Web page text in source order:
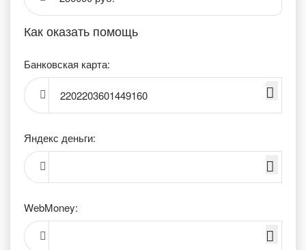
Как оказать помощь
Банковская карта:
2202203601449160
Яндекс деньги:
WebMoney: